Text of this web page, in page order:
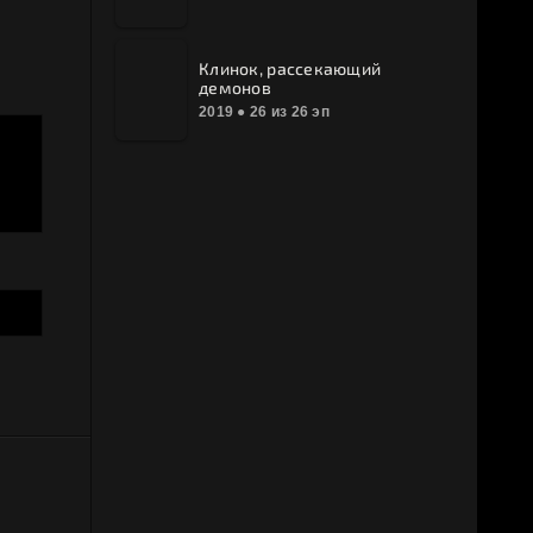
Клинок, рассекающий
демонов
2019 ● 26 из 26 эп